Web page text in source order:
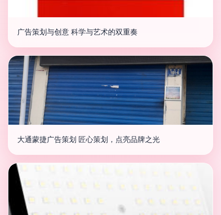
广告策划与创意 科学与艺术的双重奏
大通蒙捷广告策划 匠心策划，点亮品牌之光